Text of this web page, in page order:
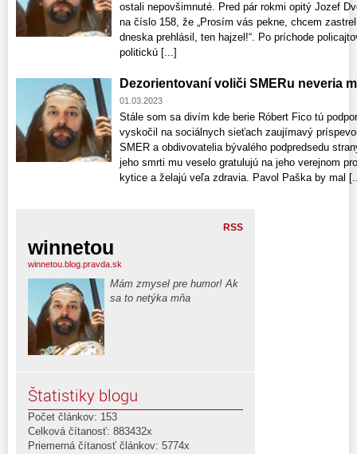
ostali nepovšimnuté. Pred pár rokmi opitý Jozef
na číslo 158, že „Prosím vás pekne, chcem
dneska prehlásil, ten hajzel!“. Po príchode
politickú [...]
Dezorientovaní voliči SMERu neveria
01.03.2023
Stále som sa divím kde berie Róbert Fico tú
vyskočil na sociálnych sieťach zaujímavý
SMER a obdivovatelia bývalého podpredsedu
jeho smrti mu veselo gratulujú na jeho verejnom
kytice a želajú veľa zdravia. Pavol Paška by mal
RSS
winnetou
winnetou.blog.pravda.sk
Mám zmysel pre humor! Ak
sa to netýka mňa
Štatistiky blogu
Počet článkov: 153
Celková čítanosť: 883432x
Priemerná čítanosť článkov: 5774x